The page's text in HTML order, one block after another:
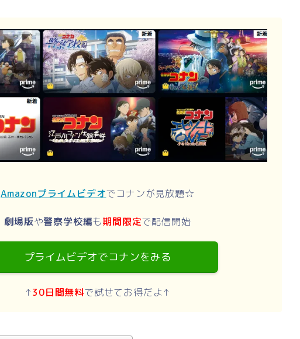
Amazonプライムビデオでコナンが見放題☆
劇場版や警察学校編も期間限定で配信開始
プライムビデオでコナンをみる
↑30日間無料で試せてお得だよ↑